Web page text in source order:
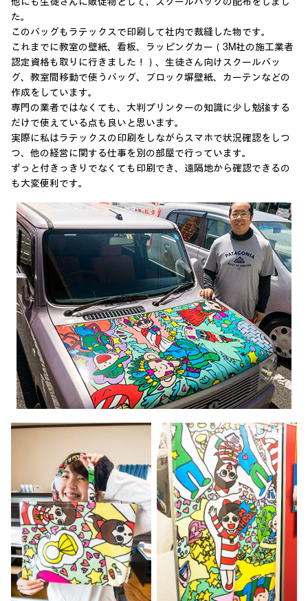
た。
このバッグもラテックスで印刷して社内で裁縫した物です。
これまでに教室の壁紙、看板、ラッピングカー（3M社の施工業者
認定資格も取りに行きました！）、生徒さん向けスクールバッ
グ、教室間移動で使うバッグ、ブロック塀壁紙、カーテンなどの
作成をしています。
専門の業者ではなくても、大判プリンターの知識に少し勉強する
だけで使えている点も良いと思います。
実際に私はラテックスの印刷をしながらスマホで状況確認をしつ
つ、他の経営に関する仕事を別の部屋で行っています。
ずっと付きっきりでなくても印刷でき、遠隔地から確認できるの
も大変便利です。